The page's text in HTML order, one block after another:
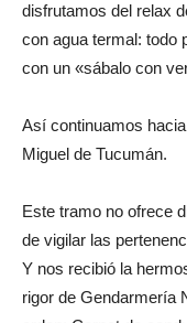
disfrutamos del relax
con agua termal: todo
con un «sábalo con
Así continuamos
Miguel de Tucumán.
Este tramo no ofrece
de vigilar las
Y nos recibió la
rigor de Gendarmería